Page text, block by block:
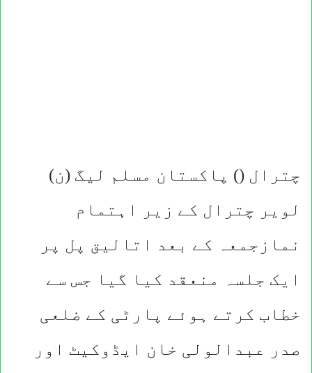
چترال () پاکستان مسلم لیگ (ن)
لویر چترال کے زیر اہتمام
نمازجمعہ کے بعد اتالیق پل پر
ایک جلسہ منعقد کیا گیا جس سے
خطاب کرتے ہوئے پارٹی کے ضلعی
صدر عبدالولی خان ایڈوکیٹ اور